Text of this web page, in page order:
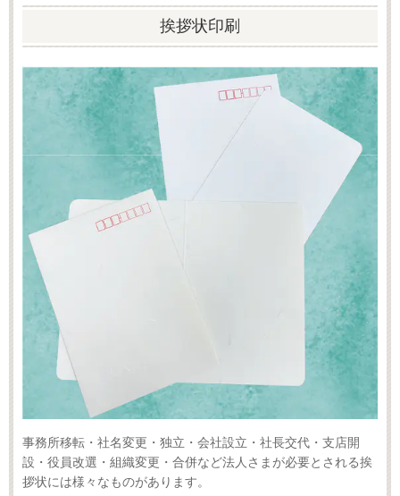
挨拶状印刷
事務所移転・社名変更・独立・会社設立・社長交代・支店開
設・役員改選・組織変更・合併など法人さまが必要とされる挨
拶状には様々なものがあります。